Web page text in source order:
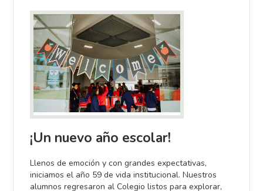
¡Un nuevo año escolar!
Llenos de emoción y con grandes expectativas,
iniciamos el año 59 de vida institucional. Nuestros
alumnos regresaron al Colegio listos para explorar,